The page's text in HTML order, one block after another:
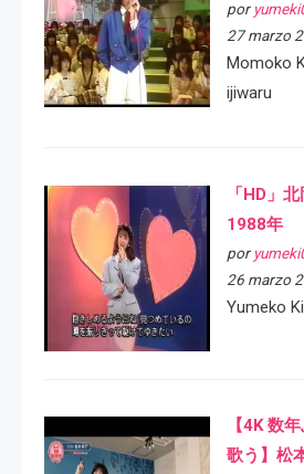
por
27 marzo
Momoko
ijiwaru
「HD」
1988年
por
26 marzo
Yumeko
【4K 数
歌う】松